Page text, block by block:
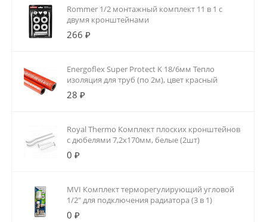
Rommer 1/2 монтажный комплект 11 в 1 с
двумя кронштейнами
266 ₽
Energoflex Super Protect K 18/6мм Тепло
изоляция для труб (по 2м), цвет красный
28 ₽
Royal Thermo Комплект плоских кронштейнов
с дюбелями 7,2х170мм, белые (2шт)
0 ₽
MVI Комплект терморегулирующий угловой
1/2" для подключения радиатора (3 в 1)
0 ₽